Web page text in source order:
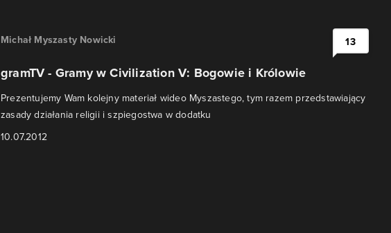
Michał Myszasty Nowicki
gramTV - Gramy w Civilization V: Bogowie i Królowie
Prezentujemy Wam kolejny materiał wideo Myszastego, tym razem przedstawiający
zasady działania religii i szpiegostwa w dodatku
10.07.2012
13